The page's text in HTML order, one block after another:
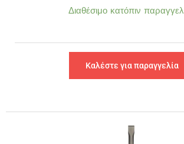
Διαθέσιμο κατόπιν
Καλέστε για παραγγελία